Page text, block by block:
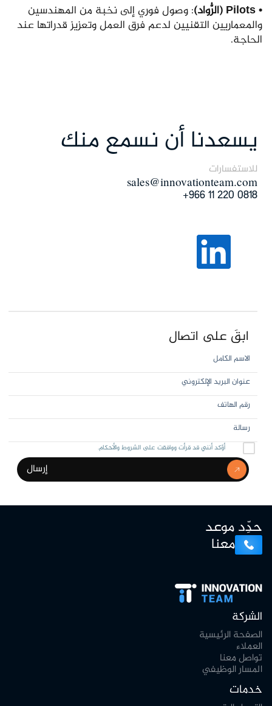
• Pilots (الرُّواد)
: وصول فوري إلى نخبة من المهندسين
والمعماريين التقنيين لدعم فرق العمل وتعزيز قدراتها عند
الحاجة.
يسعدنا أن نسمع منك
للاستفسارات
sales@innovationteam.com
0818 220 11 966+
ابقَ على اتصال
أؤكد أنني قد قرأت ووافقت على الشروط والأحكام.
حدِّد موعد
معنا
الشركة
الصفحة الرئيسية
العملاء
تواصل معنا
المسار الوظيفي
خدمات